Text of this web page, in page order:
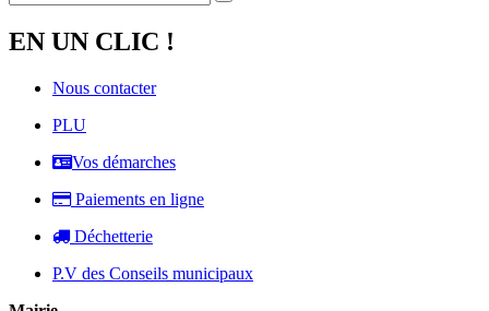
EN UN CLIC !
Nous contacter
PLU
Vos démarches
Paiements en ligne
Déchetterie
P.V des Conseils municipaux